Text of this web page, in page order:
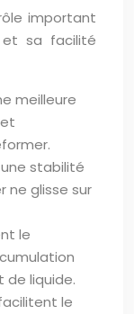
important
et sa facilité
meilleure
stabilité
ne glisse sur
le
de liquide.
le